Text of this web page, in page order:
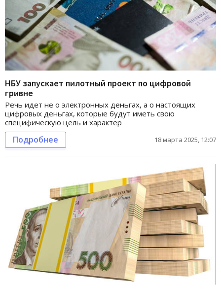
НБУ запускает пилотный проект по цифровой
гривне
Речь идет не о электронных деньгах, а о настоящих
цифровых деньгах, которые будут иметь свою
специфическую цель и характер
Подробнее 18 марта 2025, 12:07